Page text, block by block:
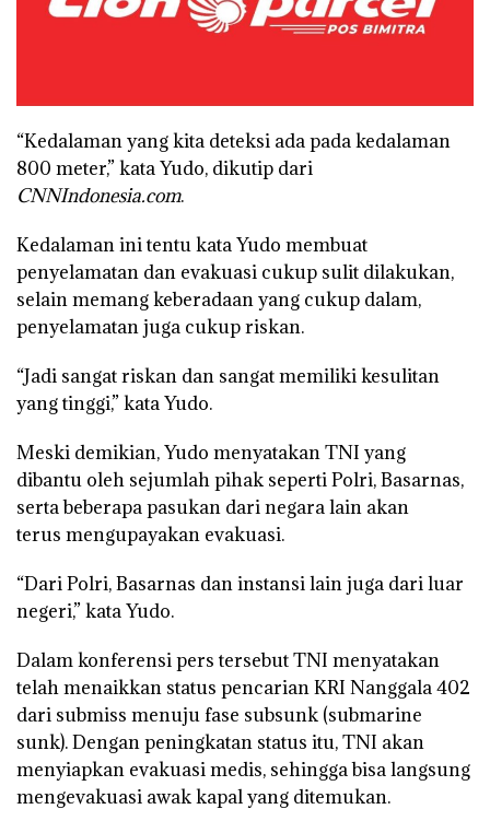
“Kedalaman yang kita deteksi ada pada kedalaman
800 meter,” kata Yudo, dikutip dari
CNNIndonesia.com.
Kedalaman ini tentu kata Yudo membuat
penyelamatan dan evakuasi cukup sulit dilakukan,
selain memang keberadaan yang cukup dalam,
penyelamatan juga cukup riskan.
“Jadi sangat riskan dan sangat memiliki kesulitan
yang tinggi,” kata Yudo.
Meski demikian, Yudo menyatakan TNI yang
dibantu oleh sejumlah pihak seperti Polri, Basarnas,
serta beberapa pasukan dari negara lain akan
terus mengupayakan evakuasi.
“Dari Polri, Basarnas dan instansi lain juga dari luar
negeri,” kata Yudo.
Dalam konferensi pers tersebut TNI menyatakan
telah menaikkan status pencarian KRI Nanggala 402
dari submiss menuju fase subsunk (submarine
sunk). Dengan peningkatan status itu, TNI akan
menyiapkan evakuasi medis, sehingga bisa langsung
mengevakuasi awak kapal yang ditemukan.